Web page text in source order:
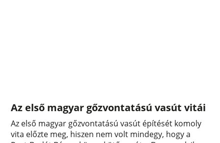
Az első magyar gőzvontatású vasút vitái
Az első magyar gőzvontatású vasút építését komoly
vita előzte meg, hiszen nem volt mindegy, hogy a